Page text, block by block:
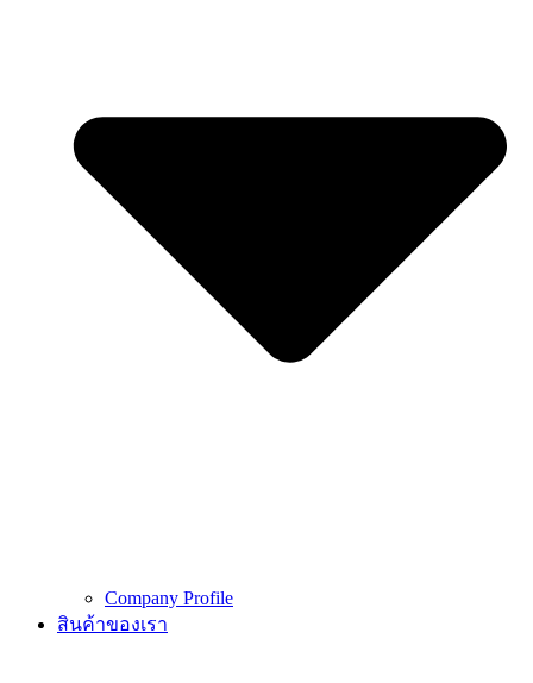
Company Profile
สินค้าของเรา